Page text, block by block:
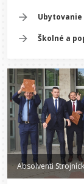
Ubytovanie
Školné a
Absolventi